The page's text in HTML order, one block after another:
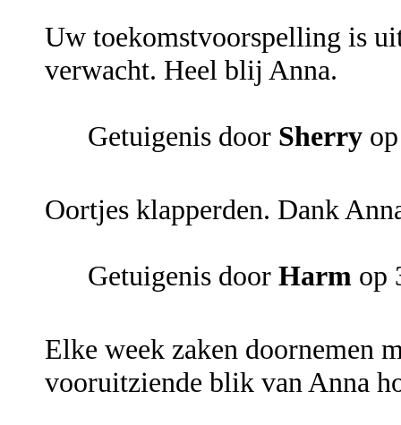
Uw toekomstvoorspelling is
verwacht. Heel blij Anna.
Getuigenis door Sherry
Oortjes klapperden. Dank
Getuigenis door Harm op
Elke week zaken doornemen
vooruitziende blik van Anna